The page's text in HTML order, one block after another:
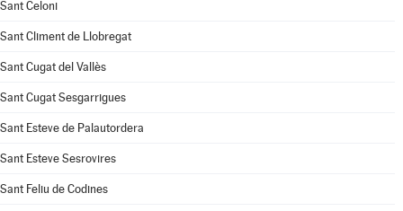
Sant Celoni
Sant Climent de Llobregat
Sant Cugat del Vallès
Sant Cugat Sesgarrigues
Sant Esteve de Palautordera
Sant Esteve Sesrovires
Sant Feliu de Codines